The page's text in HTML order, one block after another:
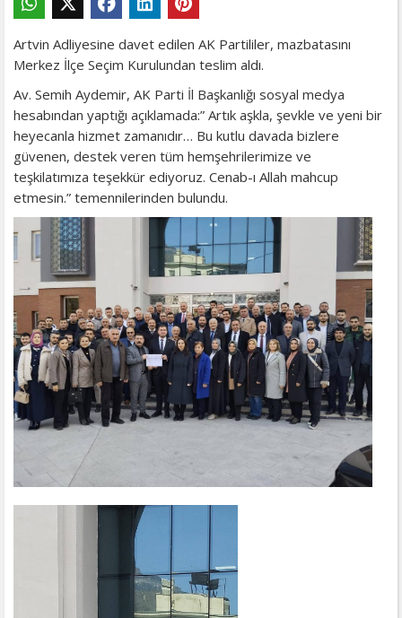
Artvin Adliyesine davet edilen AK Partililer, mazbatasını
Merkez İlçe Seçim Kurulundan teslim aldı.
Av. Semih Aydemir, AK Parti İl Başkanlığı sosyal medya
hesabından yaptığı açıklamada:” Artık aşkla, şevkle ve yeni bir
heyecanla hizmet zamanıdır… Bu kutlu davada bizlere
güvenen, destek veren tüm hemşehrilerimize ve
teşkilatımıza teşekkür ediyoruz. Cenab-ı Allah mahcup
etmesin.” temennilerinden bulundu.